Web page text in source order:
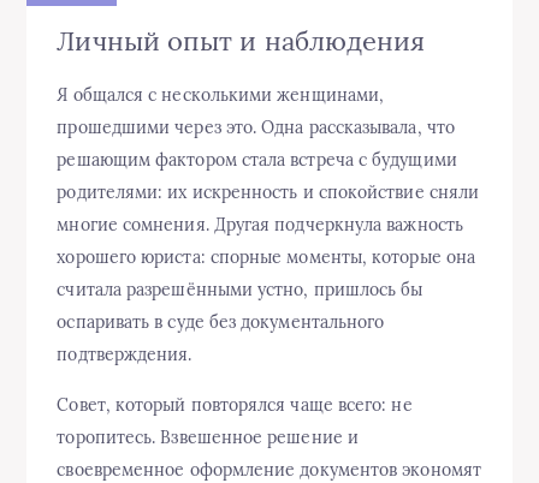
Личный опыт и наблюдения
Я общался с несколькими женщинами,
прошедшими через это. Одна рассказывала, что
решающим фактором стала встреча с будущими
родителями: их искренность и спокойствие сняли
многие сомнения. Другая подчеркнула важность
хорошего юриста: спорные моменты, которые она
считала разрешёнными устно, пришлось бы
оспаривать в суде без документального
подтверждения.
Совет, который повторялся чаще всего: не
торопитесь. Взвешенное решение и
своевременное оформление документов экономят